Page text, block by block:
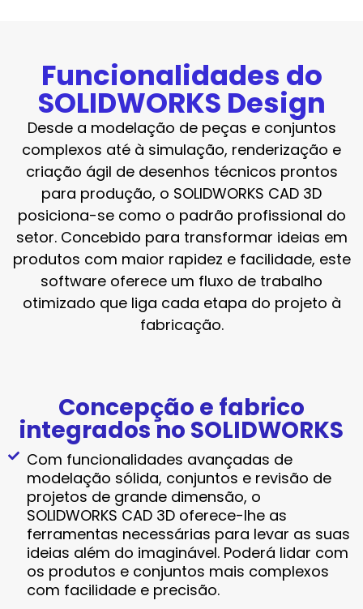
Funcionalidades do
SOLIDWORKS Design
Desde a modelação de peças e conjuntos
complexos até à simulação, renderização e
criação ágil de desenhos técnicos prontos
para produção, o SOLIDWORKS CAD 3D
posiciona-se como o padrão profissional do
setor. Concebido para transformar ideias em
produtos com maior rapidez e facilidade, este
software oferece um fluxo de trabalho
otimizado que liga cada etapa do projeto à
fabricação.
Concepção e fabrico
integrados no SOLIDWORKS
Com funcionalidades avançadas de
modelação sólida, conjuntos e revisão de
projetos de grande dimensão, o
SOLIDWORKS CAD 3D oferece-lhe as
ferramentas necessárias para levar as suas
ideias além do imaginável. Poderá lidar com
os produtos e conjuntos mais complexos
com facilidade e precisão.